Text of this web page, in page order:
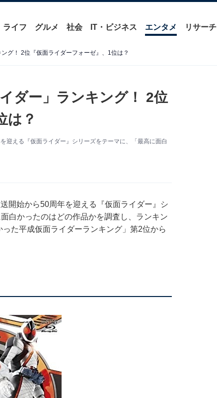
ライフ グルメ 社会 IT・ビジネス エンタメ リサーチ
グ！ 2位『仮面ライダーフォーゼ』、1位は？
ダー」ランキング！ 2位
は？
迎える『仮面ライダー』シリーズをテーマに、「最高に面白
開始から50周年を迎える『仮面ライダー』シ
白かったのはどの作品かを調査し、ランキン
た平成仮面ライダーランキング」第2位から